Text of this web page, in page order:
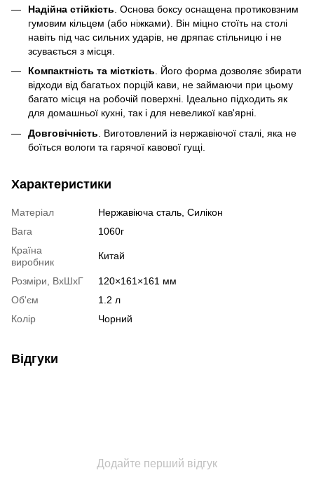
Надійна стійкість . Основа боксу оснащена протиковзним
гумовим кільцем (або ніжками). Він міцно стоїть на столі
навіть під час сильних ударів, не дряпає стільницю і не
зсувається з місця.
Компактність та місткість. Його форма дозволяє збирати
відходи від багатьох порцій кави, не займаючи при цьому
багато місця на робочій поверхні. Ідеально підходить як
для домашньої кухні, так і для невеликої кав'ярні.
Довговічність . Виготовлений із нержавіючої сталі, яка не
боїться вологи та гарячої кавової гущі.
Характеристики
Матеріал
Нержавіюча сталь, Силікон
Вага
1060г
Країна
виробник
Китай
Розміри, ВхШхГ
120×161×161 мм
Об'єм
1.2 л
Колір
Чорний
Відгуки
Додайте перший відгук